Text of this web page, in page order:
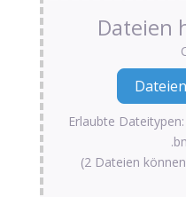
Dateien
Erlaubte
(2 Dateien